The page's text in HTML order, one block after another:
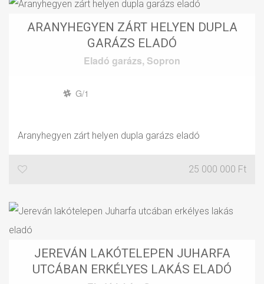
ARANYHEGYEN ZÁRT HELYEN DUPLA
GARÁZS ELADÓ
Eladó garázs, Sopron
G/1
Aranyhegyen zárt helyen dupla garázs eladó
25 000 000 Ft
JEREVÁN LAKÓTELEPEN JUHARFA
UTCÁBAN ERKÉLYES LAKÁS ELADÓ